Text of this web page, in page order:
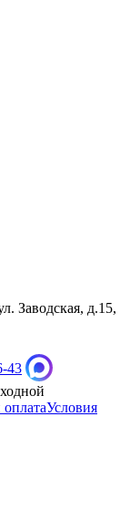
Заводская, д.15,
43
Условия